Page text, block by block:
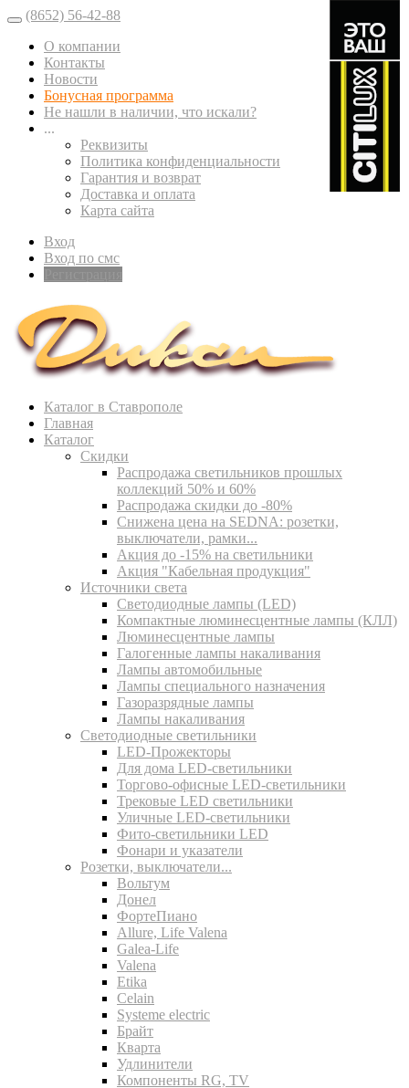
(8652) 56-42-88
О компании
Контакты
Новости
Бонусная программа
Не нашли в наличии, что искали?
...
Реквизиты
Политика конфиденциальности
Гарантия и возврат
Доставка и оплата
Карта сайта
Вход
Вход по смс
Каталог в Ставрополе
Главная
Каталог
Скидки
Распродажа светильников прошлых
коллекций 50% и 60%
Распродажа скидки до -80%
Cнижена цена на SEDNA: розетки,
выключатели, рамки...
Акция до -15% на светильники
Акция "Кабельная продукция"
Источники света
Светодиодные лампы (LED)
Компактные люминесцентные лампы (КЛЛ)
Люминесцентные лампы
Галогенные лампы накаливания
Лампы автомобильные
Лампы специального назначения
Газоразрядные лампы
Лампы накаливания
Светодиодные светильники
LED-Прожекторы
Для дома LED-светильники
Торгово-офисные LED-светильники
Трековые LED светильники
Уличные LED-светильники
Фито-светильники LED
Фонари и указатели
Розетки, выключатели...
Вольтум
Донел
ФортеПиано
Allure, Life Valena
Galea-Life
Valena
Etika
Celain
Systeme electric
Брайт
Кварта
Удлинители
Компоненты RG, TV